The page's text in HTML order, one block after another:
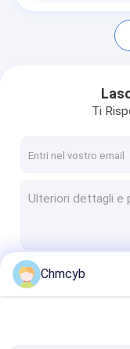
Manometro
manometro
Moltiplicatore
Controllore
Sensore del
Elettrovalvola a
Ti
Chmcyb